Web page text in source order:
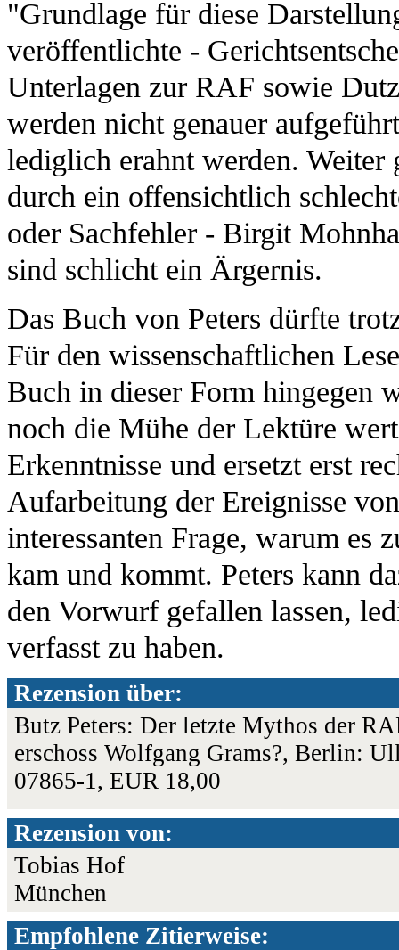
"Grundlage für diese
veröffentlichte -
Unterlagen zur RAF sowie
werden nicht genauer
lediglich erahnt werden. Weiter
durch ein offensichtlich
oder Sachfehler - Birgit
sind schlicht ein Ärgernis.
Das Buch von Peters dürfte
Für den wissenschaftlichen
Buch in dieser Form hingegen
noch die Mühe der Lektüre
Erkenntnisse und ersetzt erst
Aufarbeitung der Ereignisse
interessanten Frage, warum es
kam und kommt. Peters kann
den Vorwurf gefallen lassen,
verfasst zu haben.
Rezension über:
Butz Peters: Der letzte Mythos der
erschoss Wolfgang Grams?, Berlin:
07865-1, EUR 18,00
Rezension von:
Tobias Hof
München
Empfohlene Zitierweise: